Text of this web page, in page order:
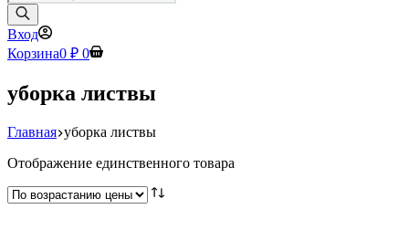
товаров
Вход
Корзина0 ₽ 0
уборка листвы
Главная уборка листвы
Отображение единственного товара